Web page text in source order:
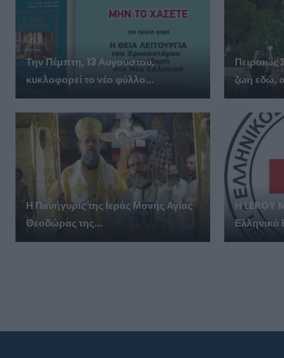
Την Πέμπτη, 13 Αυγούστου,
κυκλοφορεί το νέο φύλλο...
Πειραιώς
ζωή εδώ,
Η Πανήγυρις της Ιεράς Μονής Αγίας
Θεοδώρας της...
Η LEROY
Ελληνικό